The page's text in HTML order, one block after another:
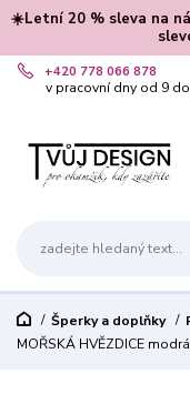
☀️Letní 20 % sleva na
+420 778 066 878
v pracovní dny od 9
Šperky a doplňky
MOŘSKÁ HVĚZDICE modrá